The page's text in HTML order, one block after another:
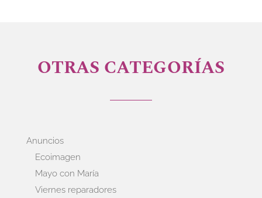
OTRAS CATEGORÍAS
Anuncios
Ecoimagen
Mayo con María
Viernes reparadores